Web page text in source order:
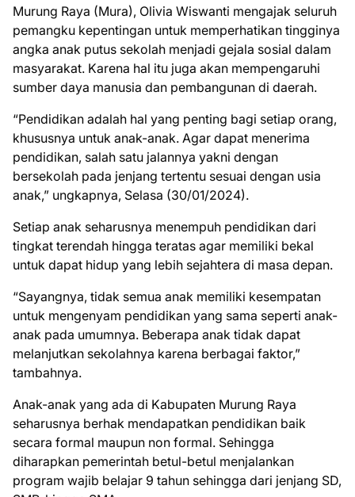
Murung Raya (Mura), Olivia Wiswanti mengajak seluruh
pemangku kepentingan untuk memperhatikan tingginya
angka anak putus sekolah menjadi gejala sosial dalam
masyarakat. Karena hal itu juga akan mempengaruhi
sumber daya manusia dan pembangunan di daerah.
“Pendidikan adalah hal yang penting bagi setiap orang,
khususnya untuk anak-anak. Agar dapat menerima
pendidikan, salah satu jalannya yakni dengan
bersekolah pada jenjang tertentu sesuai dengan usia
anak,” ungkapnya, Selasa (30/01/2024).
Setiap anak seharusnya menempuh pendidikan dari
tingkat terendah hingga teratas agar memiliki bekal
untuk dapat hidup yang lebih sejahtera di masa depan.
“Sayangnya, tidak semua anak memiliki kesempatan
untuk mengenyam pendidikan yang sama seperti anak-
anak pada umumnya. Beberapa anak tidak dapat
melanjutkan sekolahnya karena berbagai faktor,”
tambahnya.
Anak-anak yang ada di Kabupaten Murung Raya
seharusnya berhak mendapatkan pendidikan baik
secara formal maupun non formal. Sehingga
diharapkan pemerintah betul-betul menjalankan
program wajib belajar 9 tahun sehingga dari jenjang SD,